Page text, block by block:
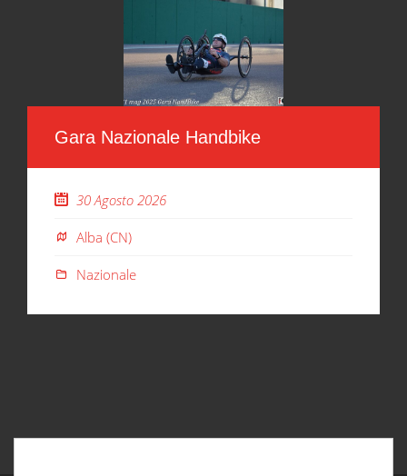
Gara Nazionale Handbike
30 Agosto 2026
Alba (CN)
Nazionale